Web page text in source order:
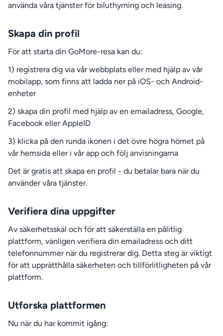
använda våra tjänster för biluthyrning och leasing.
Skapa din profil
För att starta din GoMore-resa kan du:
1) registrera dig via vår webbplats eller med hjälp av vår
mobilapp, som finns att ladda ner på iOS- och Android-
enheter
2) skapa din profil med hjälp av en emailadress, Google,
Facebook eller AppleID
3) klicka på den runda ikonen i det övre högra hörnet på
vår hemsida eller i vår app och följ anvisningarna
Det är gratis att skapa en profil - du betalar bara när du
använder våra tjänster.
Verifiera dina uppgifter
Av säkerhetsskäl och för att säkerställa en pålitlig
plattform, vänligen verifiera din emailadress och ditt
telefonnummer när du registrerar dig. Detta steg är viktigt
för att upprätthålla säkerheten och tillförlitligheten på vår
plattform.
Utforska plattformen
Nu när du har kommit igång: